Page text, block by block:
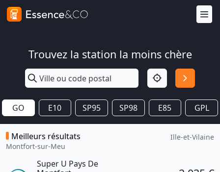
Trouvez la station la moins chère
GO E10 SP95 SP98 E85 GPL
Meilleurs résultats
Montfort-sur-Meu
Ille-et-Vilaine
Super U Pays De